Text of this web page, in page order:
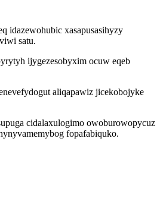
idazewohubic xasapusasihyzy
satu.
ijygezesobyxim ocuw eqeb
aliqapawiz jicekobojyke
cidalaxulogimo owoburowopycuz
fopafabiquko.